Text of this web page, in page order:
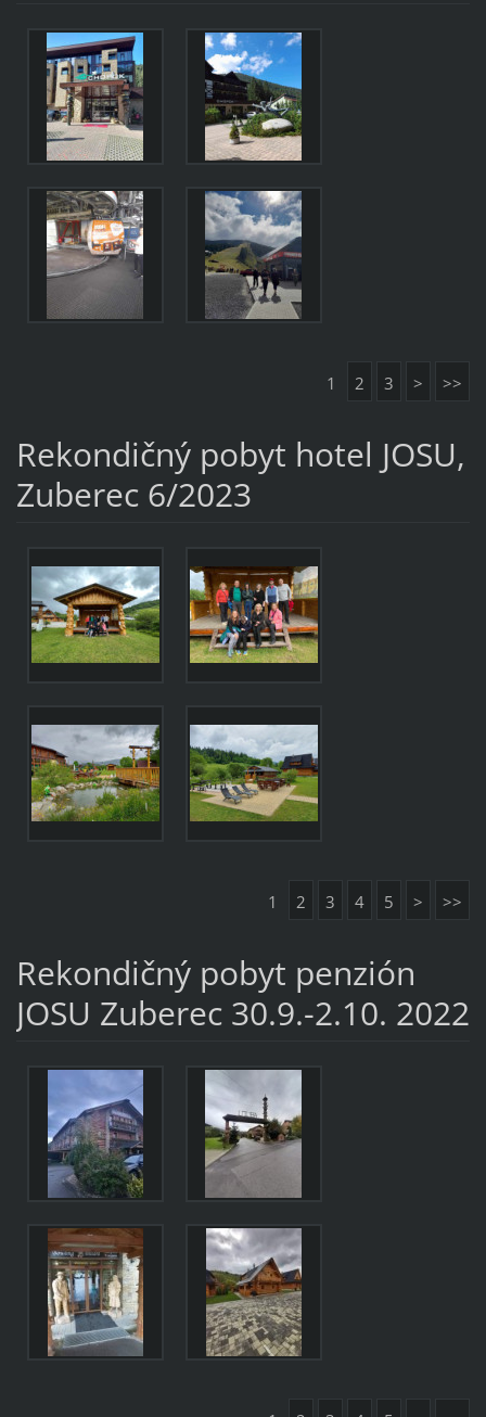
1 2 3 > >>
Rekondičný pobyt hotel JOSU,
Zuberec 6/2023
1 2 3 4 5 > >>
Rekondičný pobyt penzión
JOSU Zuberec 30.9.-2.10. 2022